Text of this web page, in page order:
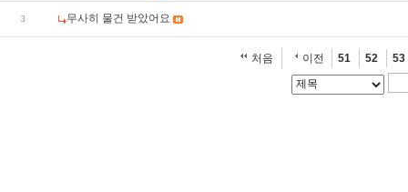
3 무사히 물건 받았어요
처음 이전 51 52 53